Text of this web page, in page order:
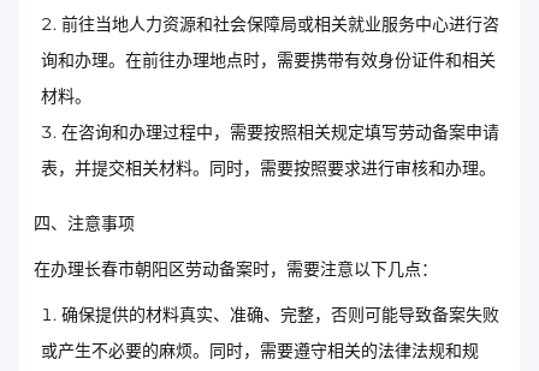
前往当地人力资源和社会保障局或相关就业服务中心进行咨
询和办理。在前往办理地点时，需要携带有效身份证件和相关
材料。
在咨询和办理过程中，需要按照相关规定填写劳动备案申请
表，并提交相关材料。同时，需要按照要求进行审核和办理。
四、注意事项
在办理长春市朝阳区劳动备案时，需要注意以下几点：
确保提供的材料真实、准确、完整，否则可能导致备案失败
或产生不必要的麻烦。同时，需要遵守相关的法律法规和规